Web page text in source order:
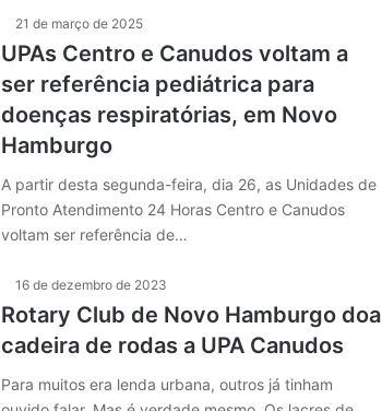
21 de março de 2025
UPAs Centro e Canudos voltam a
ser referência pediátrica para
doenças respiratórias, em Novo
Hamburgo
A partir desta segunda-feira, dia 26, as Unidades de
Pronto Atendimento 24 Horas Centro e Canudos
voltam ser referência de…
16 de dezembro de 2023
Rotary Club de Novo Hamburgo doa
cadeira de rodas a UPA Canudos
Para muitos era lenda urbana, outros já tinham